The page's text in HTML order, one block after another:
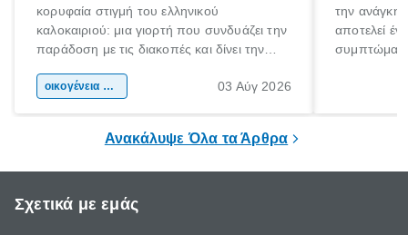
κορυφαία στιγμή του ελληνικού
καλοκαιριού: μια γιορτή που συνδυάζει την
παράδοση με τις διακοπές και δίνει την
χώρας. Είτε πρόκειται για λίγες μέρες
οικογένεια & παιδί 03 Αύγ 2026
την ανάγκη
αποτελεί
Ανακάλυψε Όλα τα Άρθρα
Σχετικά με εμάς